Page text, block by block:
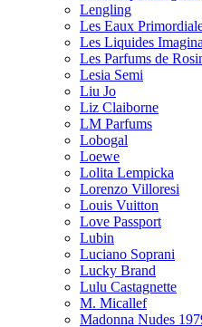
Lengling
Les Eaux
Les Liquides
Les Parfums de
Lesia Semi
Liu Jo
Liz Claiborne
LM Parfums
Lobogal
Loewe
Lolita Lempicka
Lorenzo Villoresi
Louis Vuitton
Love Passport
Lubin
Luciano Soprani
Lucky Brand
Lulu Castagnette
M. Micallef
Madonna Nudes